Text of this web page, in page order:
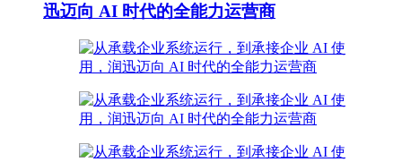
迅迈向 AI 时代的全能力运营商